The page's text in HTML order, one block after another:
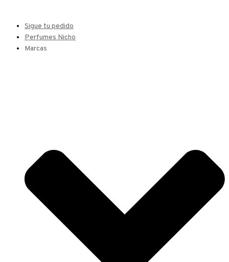
Sigue tu pedido
Perfumes Nicho
Marcas